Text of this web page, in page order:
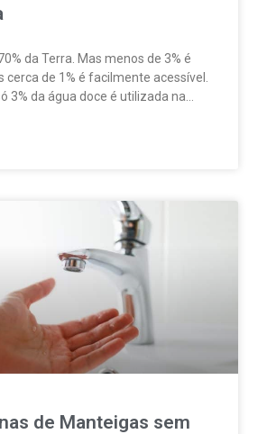
da Terra. Mas menos de 3% é
cerca de 1% é facilmente acessível.
3% da água doce é utilizada na
se destina à agricultura,
de Manteigas sem